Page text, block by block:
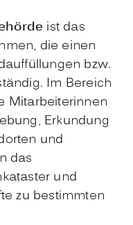
ist das
die einen
bzw.
Im Bereich
Mitarbeiterinnen
Erkundung
und
das
und
zu bestimmten